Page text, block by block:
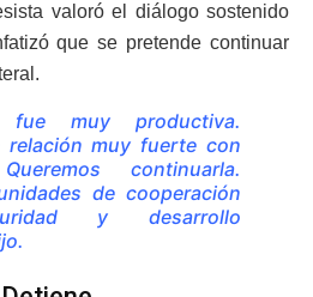
valoró el diálogo sostenido
que se pretende continuar
muy productiva.
relación muy fuerte con
continuarla.
de cooperación
y desarrollo